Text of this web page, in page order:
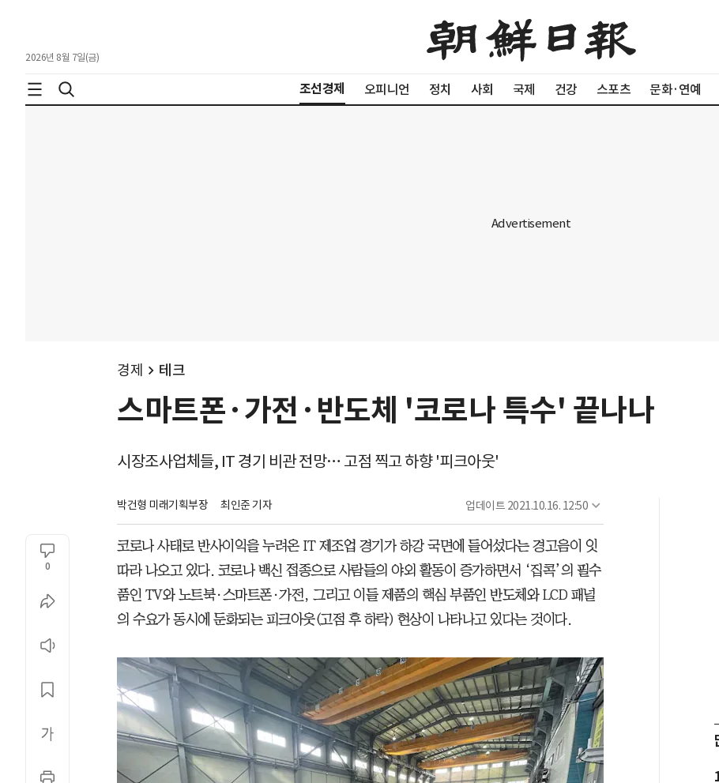
2026년 8월 7일(금)
조선경제 오피니언 정치 사회 국제 건강 스포츠 문화·연예
경제 테크
스마트폰·가전·반도체 '코로나 특수' 끝나나
시장조사업체들, IT 경기 비관 전망… 고점 찍고 하향 '피크아웃'
박건형 미래기획부장 최인준 기자 업데이트 2021.10.16. 12:50
0
코로나 사태로 반사이익을 누려온 IT 제조업 경기가 하강 국면에 들어섰다는 경고음이 잇
따라 나오고 있다. 코로나 백신 접종으로 사람들의 야외 활동이 증가하면서 ‘집콕’의 필수
품인 TV와 노트북·스마트폰·가전, 그리고 이들 제품의 핵심 부품인 반도체와 LCD 패널
의 수요가 동시에 둔화되는 피크아웃(고점 후 하락) 현상이 나타나고 있다는 것이다.